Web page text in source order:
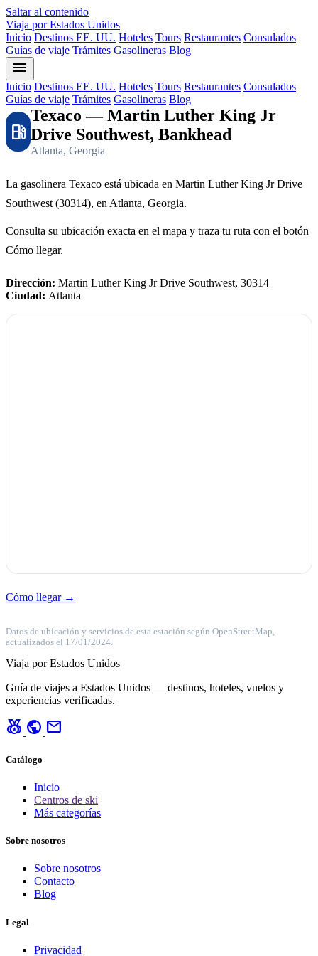
Saltar al contenido
Viaja por Estados Unidos
Inicio Destinos EE. UU. Hoteles Tours Restaurantes Consulados
Guías de viaje Trámites Gasolineras Blog
menu
Inicio Destinos EE. UU. Hoteles Tours Restaurantes Consulados
Guías de viaje Trámites Gasolineras Blog
local_gas_station
Texaco — Martin Luther King Jr
Drive Southwest, Bankhead
Atlanta, Georgia
La gasolinera Texaco está ubicada en Martin Luther King Jr Drive
Southwest (30314), en Atlanta, Georgia.
Consulta su ubicación exacta en el mapa y traza tu ruta con el botón
Cómo llegar.
Dirección: Martin Luther King Jr Drive Southwest, 30314
Ciudad: Atlanta
Cómo llegar →
Datos de ubicación y servicios de esta estación según OpenStreetMap,
actualizados el 17/01/2024.
Viaja por Estados Unidos
Guía de viajes a Estados Unidos — destinos, hoteles, vuelos y
experiencias verificadas.
social_leaderboard public mail
Catálogo
Inicio
Centros de ski
Más categorías
Sobre nosotros
Sobre nosotros
Contacto
Blog
Legal
Privacidad